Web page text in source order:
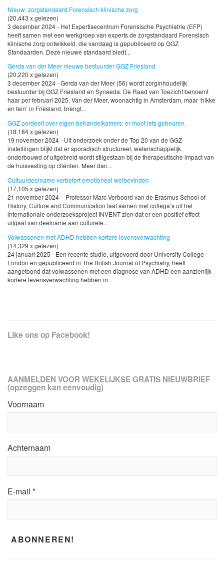
Nieuw: zorgstandaard Forensisch klinische zorg
(20,443 x gelezen)
3 december 2024 - Het Expertisecentrum Forensische Psychiatrie (EFP)
heeft samen met een werkgroep van experts de zorgstandaard Forensisch
klinische zorg ontwikkeld, die vandaag is gepubliceerd op GGZ
Standaarden. Deze nieuwe standaard biedt...
Gerda van der Meer nieuwe bestuurder GGZ Friesland
(20,220 x gelezen)
3 december 2024 - Gerda van der Meer (56) wordt zorginhoudelijk
bestuurder bij GGZ Friesland en Synaeda. De Raad van Toezicht benoemt
haar per februari 2025. Van der Meer, woonachtig in Amsterdam, maar ‘hikke
en tein’ in Friesland, brengt...
GGZ oordeelt over eigen behandelkamers: er moet iets gebeuren.
(18,184 x gelezen)
19 november 2024 - Uit onderzoek onder de Top 20 van de GGZ-
instellingen blijkt dat er sporadisch structureel, wetenschappelijk
onderbouwd of uitgebreid wordt stilgestaan bij de therapeutische impact van
de huisvesting op cliënten. Meer dan...
Cultuurdeelname verbetert emotioneel welbevinden
(17,105 x gelezen)
21 november 2024 - Professor Marc Verboord van de Erasmus School of
History, Culture and Communication laat samen met collega’s uit het
internationale onderzoeksproject INVENT zien dat er een positief effect
uitgaat van deelname aan culturele...
Volwassenen met ADHD hebben kortere levensverwachting
(14,329 x gelezen)
24 januari 2025 - Een recente studie, uitgevoerd door University College
London en gepubliceerd in The British Journal of Psychiatry, heeft
aangetoond dat volwassenen met een diagnose van ADHD een aanzienlijk
kortere levensverwachting hebben in...
Like ons op Facebook!
AANMELDEN VOOR WEKELIJKSE GRATIS NIEUWBRIEF
(opzeggen kan eenvoudig)
Voornaam
Achternaam
E-mail *